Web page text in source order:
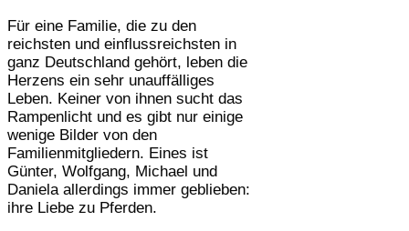
Für eine Familie, die zu den
reichsten und einflussreichsten in
ganz Deutschland gehört, leben die
Herzens ein sehr unauffälliges
Leben. Keiner von ihnen sucht das
Rampenlicht und es gibt nur einige
wenige Bilder von den
Familienmitgliedern. Eines ist
Günter, Wolfgang, Michael und
Daniela allerdings immer geblieben:
ihre Liebe zu Pferden.